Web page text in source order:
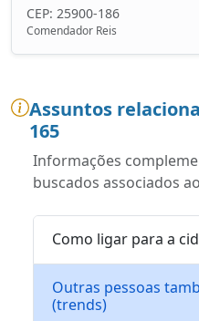
CEP: 25900-186
Comendador Reis
Assuntos
165
Informações
buscados associados
Como ligar para a
Outras pessoas
(trends)